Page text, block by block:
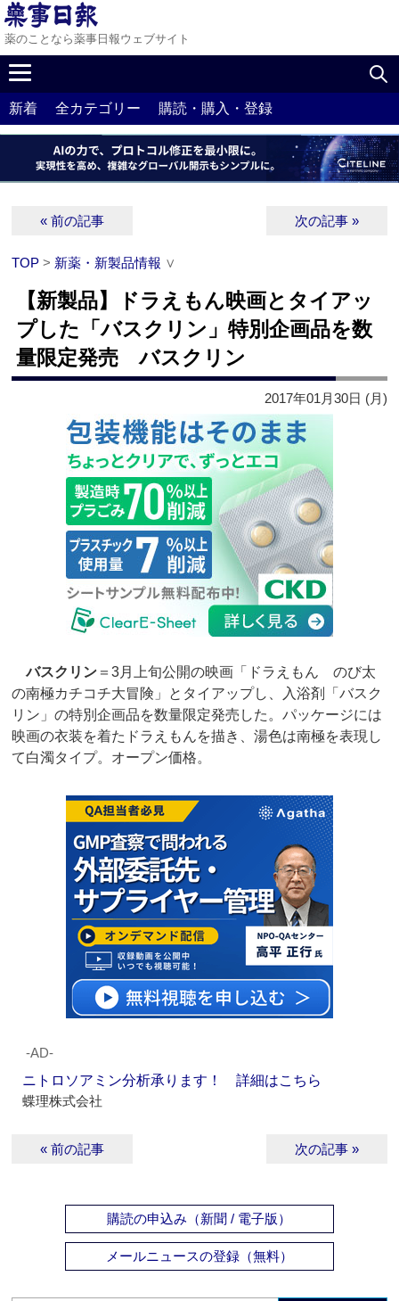
薬のことなら薬事日報ウェブサイト
新着 全カテゴリー 購読・購入・登録
« 前の記事 次の記事 »
TOP > 新薬・新製品情報 ∨
【新製品】ドラえもん映画とタイアッ
プした「バスクリン」特別企画品を数
量限定発売 バスクリン
2017年01月30日 (月)
バスクリン ＝3月上旬公開の映画「ドラえもん のび太
の南極カチコチ大冒険」とタイアップし、入浴剤「バスク
リン」の特別企画品を数量限定発売した。パッケージには
映画の衣装を着たドラえもんを描き、湯色は南極を表現し
て白濁タイプ。オープン価格。
‐AD‐
ニトロソアミン分析承ります！ 詳細はこちら
蝶理株式会社
« 前の記事 次の記事 »
購読の申込み（新聞 / 電子版）
メールニュースの登録（無料）